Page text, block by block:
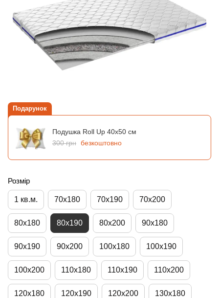
Подарунок
Подушка Roll Up 40х50 см
300 грн безкоштовно
Розмір
1 кв.м. 70х180 70х190 70х200
80х180 80х190 80х200 90х180
90х190 90х200 100х180 100х190
100х200 110х180 110х190 110х200
120х180 120х190 120х200 130х180